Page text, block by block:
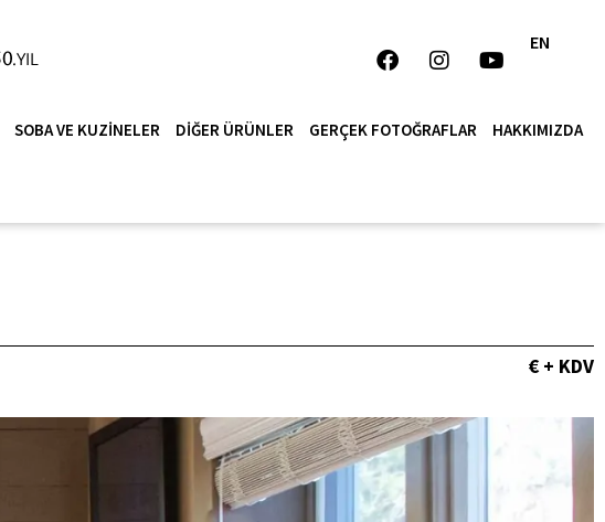
EN
SOBA VE KUZINELER DIĞER ÜRÜNLER GERÇEK FOTOĞRAFLAR HAKKIMIZDA
€ + KDV